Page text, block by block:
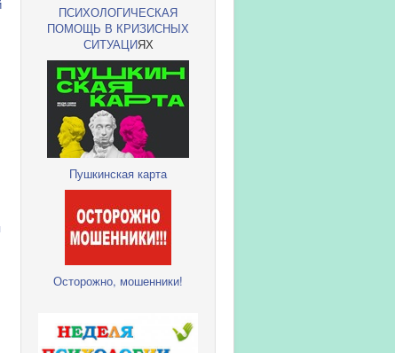
ПСИХОЛОГИЧЕСКАЯ
ПОМОЩЬ В КРИЗИСНЫХ
СИТУАЦИЯХ
Пушкинская карта
Осторожно, мошенники!